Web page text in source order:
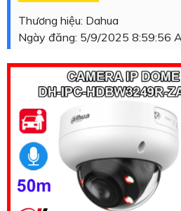
Thương hiệu: Dahua
Ngày đăng: 5/9/2025 8:59:56